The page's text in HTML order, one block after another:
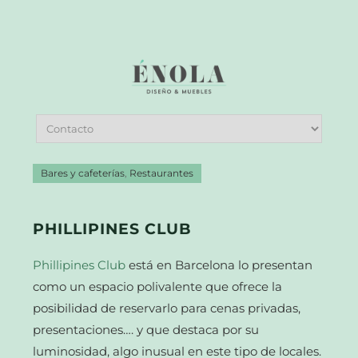
Bares y cafeterías Restaurantes
PHILLIPINES CLUB
Phillipines Club está en Barcelona lo presentan
como un espacio polivalente que ofrece la
posibilidad de reservarlo para cenas privadas,
presentaciones…. y que destaca por su
luminosidad, algo inusual en este tipo de locales.